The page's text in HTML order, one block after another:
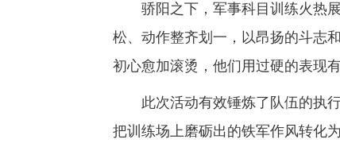
骄阳之下，军事科目训练火热展
松、动作整齐划一，以昂扬的斗志
初心愈加滚烫，他们用过硬的表现
此次活动有效锤炼了队伍的执行
把训练场上磨砺出的铁军作风转化